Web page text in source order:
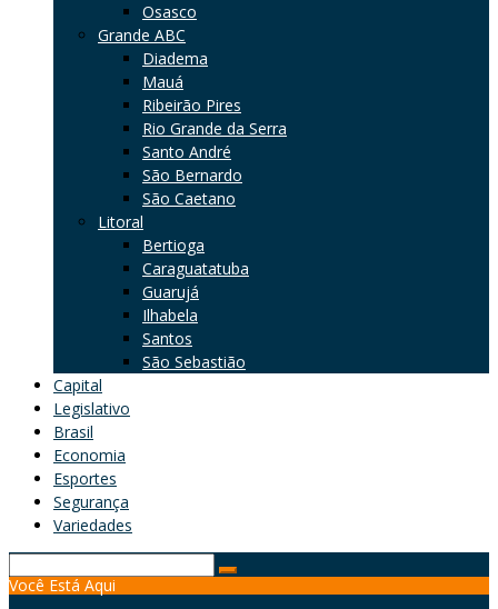
Osasco
Grande ABC
Diadema
Mauá
Ribeirão Pires
Rio Grande da Serra
Santo André
São Bernardo
São Caetano
Litoral
Bertioga
Caraguatatuba
Guarujá
Ilhabela
Santos
São Sebastião
Capital
Legislativo
Brasil
Economia
Esportes
Segurança
Variedades
for:
Você Está Aqui